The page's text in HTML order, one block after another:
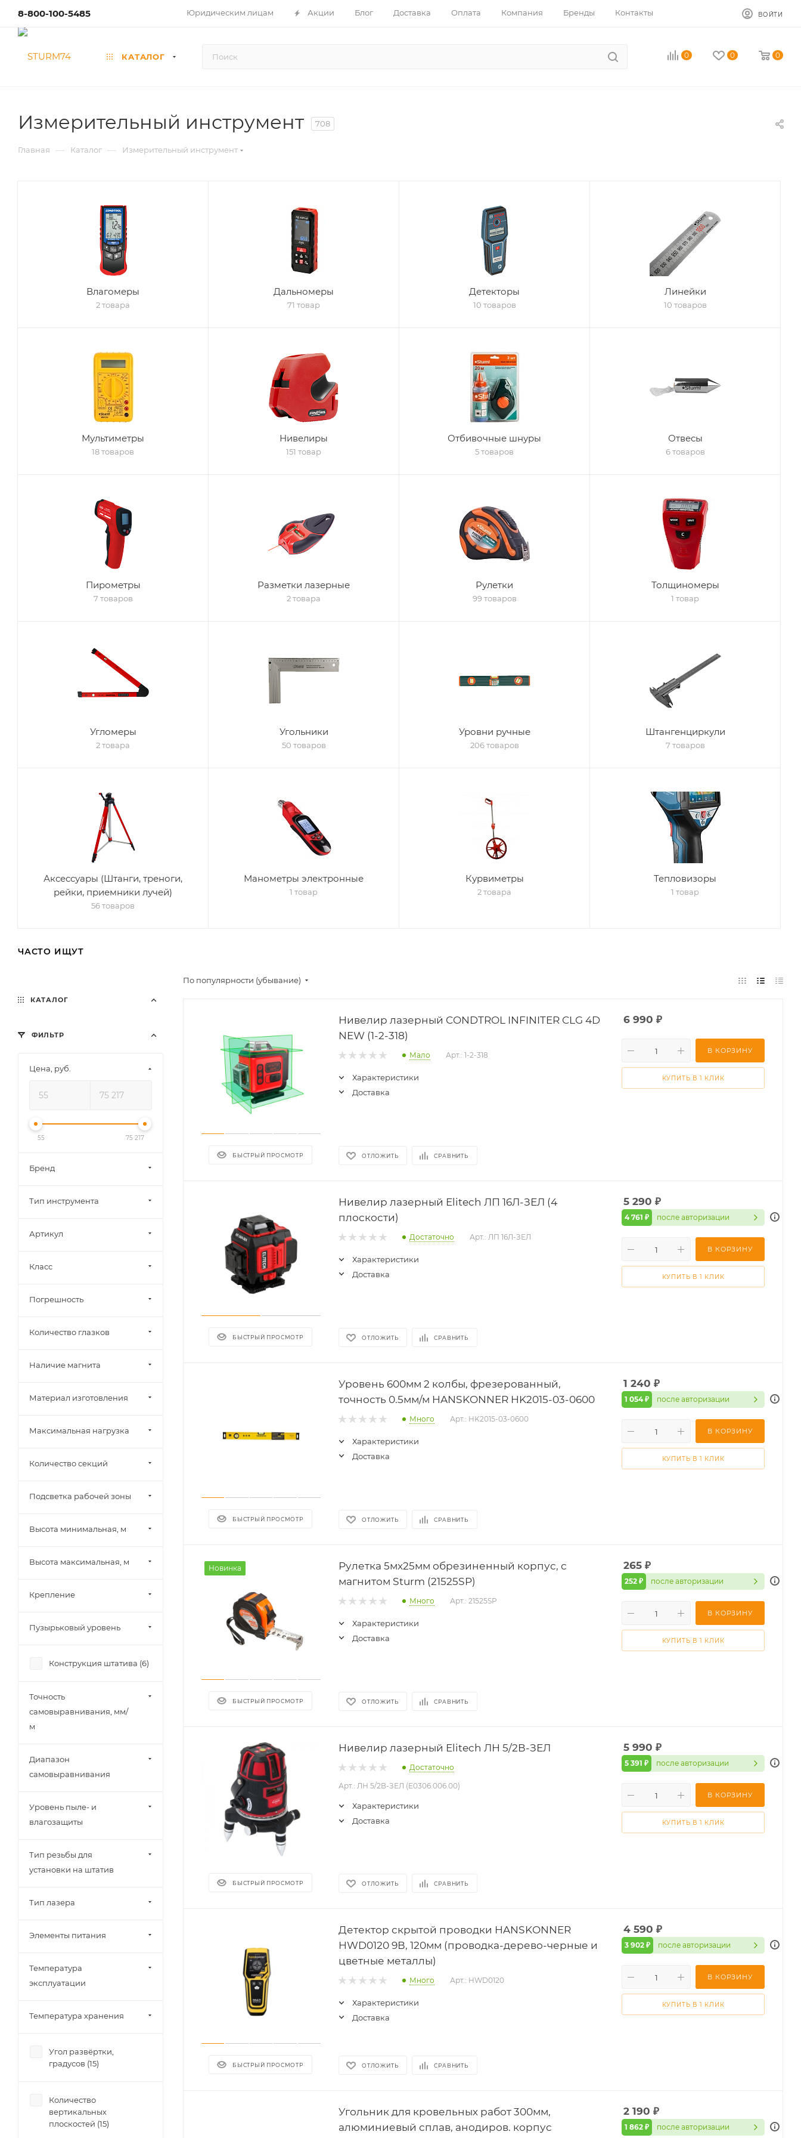
8-800-100-5485 Юридическим лицам Акции Блог Доставка Оплата Компания Бренды Контакты ВОЙТИ
КАТАЛОГ 0 0 0
Измерительный инструмент 708
Главная — Каталог — Измерительный инструмент
Влагомеры
2 товара
Дальномеры
71 товар
Детекторы
10 товаров
Линейки
10 товаров
Мультиметры
18 товаров
Нивелиры
151 товар
Отбивочные шнуры
5 товаров
Отвесы
6 товаров
Пирометры
7 товаров
Разметки лазерные
2 товара
Рулетки
99 товаров
Толщиномеры
1 товар
Угломеры
2 товара
Угольники
50 товаров
Уровни ручные
206 товаров
Штангенциркули
7 товаров
Аксессуары (Штанги, треноги,
рейки, приемники лучей)
56 товаров
Манометры электронные
1 товар
Курвиметры
2 товара
Тепловизоры
1 товар
ЧАСТО ИЩУТ
По популярности (убывание)
БЫСТРЫЙ ПРОСМОТР
Нивелир лазерный CONDTROL INFINITER CLG 4D
NEW (1-2-318)
Мало Арт.: 1-2-318
Характеристики
Доставка
ОТЛОЖИТЬ СРАВНИТЬ
6 990 ₽
В КОРЗИНУ
КУПИТЬ В 1 КЛИК
БЫСТРЫЙ ПРОСМОТР
Нивелир лазерный Elitech ЛП 16Л-ЗЕЛ (4
плоскости)
Достаточно Арт.: ЛП 16Л-ЗЕЛ
Характеристики
Доставка
ОТЛОЖИТЬ СРАВНИТЬ
5 290 ₽
4 761 ₽ после авторизации
В КОРЗИНУ
КУПИТЬ В 1 КЛИК
БЫСТРЫЙ ПРОСМОТР
Уровень 600мм 2 колбы, фрезерованный,
точность 0.5мм/м HANSKONNER HK2015-03-0600
Много Арт.: HK2015-03-0600
Характеристики
Доставка
ОТЛОЖИТЬ СРАВНИТЬ
1 240 ₽
1 054 ₽ после авторизации
В КОРЗИНУ
КУПИТЬ В 1 КЛИК
Новинка
БЫСТРЫЙ ПРОСМОТР
Рулетка 5мx25мм обрезиненный корпус, с
магнитом Sturm (21525SP)
Много Арт.: 21525SP
Характеристики
Доставка
ОТЛОЖИТЬ СРАВНИТЬ
265 ₽
252 ₽ после авторизации
В КОРЗИНУ
КУПИТЬ В 1 КЛИК
БЫСТРЫЙ ПРОСМОТР
Нивелир лазерный Elitech ЛН 5/2В-ЗЕЛ
Достаточно
Арт.: ЛН 5/2В-ЗЕЛ (E0306.006.00)
Характеристики
Доставка
ОТЛОЖИТЬ СРАВНИТЬ
5 990 ₽
5 391 ₽ после авторизации
В КОРЗИНУ
КУПИТЬ В 1 КЛИК
БЫСТРЫЙ ПРОСМОТР
Детектор скрытой проводки HANSKONNER
HWD0120 9В, 120мм (проводка-дерево-черные и
цветные металлы)
Много Арт.: HWD0120
Характеристики
Доставка
ОТЛОЖИТЬ СРАВНИТЬ
4 590 ₽
3 902 ₽ после авторизации
В КОРЗИНУ
КУПИТЬ В 1 КЛИК
Угольник для кровельных работ 300мм,
алюминиевый сплав, анодиров. корпус
2 190 ₽
1 862 ₽ после авторизации
КАТАЛОГ
ФИЛЬТР
Цена, руб.
55 75 217
Бренд
Тип инструмента
Артикул
Класс
Погрешность
Количество глазков
Наличие магнита
Материал изготовления
Максимальная нагрузка
Количество секций
Подсветка рабочей зоны
Высота минимальная, м
Высота максимальная, м
Крепление
Пузырьковый уровень
Конструкция штатива (6)
Точность
самовыравнивания, мм/
м
Диапазон
самовыравнивания
Уровень пыле- и
влагозащиты
Тип резьбы для
установки на штатив
Тип лазера
Элементы питания
Температура
эксплуатации
Температура хранения
Угол развёртки,
градусов (15)
Количество
вертикальных
плоскостей (15)